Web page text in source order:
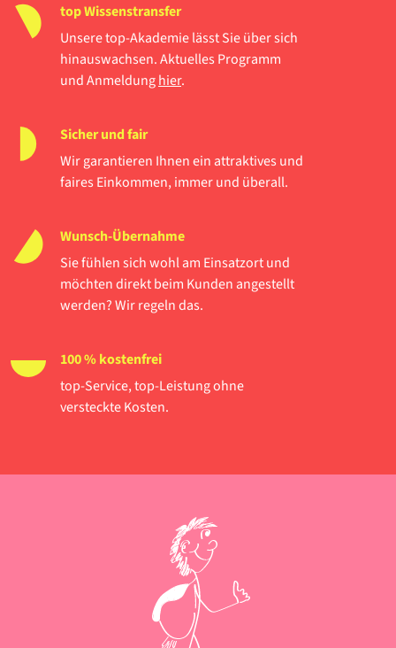
top Wissenstransfer
Unsere top-Akademie lässt Sie über sich
hinauswachsen. Aktuelles Programm
und Anmeldunghier.
Sicher und fair
Wir garantieren Ihnen ein attraktives und
faires Einkommen, immer und überall.
Wunsch-Übernahme
Sie fühlen sich wohl am Einsatzort und
möchten direkt beim Kunden angestellt
werden? Wir regeln das.
100 % kostenfrei
top-Service, top-Leistung ohne
versteckte Kosten.